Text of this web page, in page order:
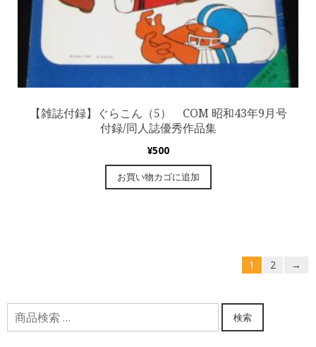
【雑誌付録】ぐらこん（5） COM 昭和43年9月号
付録/同人誌優秀作品集
¥500
お買い物カゴに追加
1 2 →
検
索
検索